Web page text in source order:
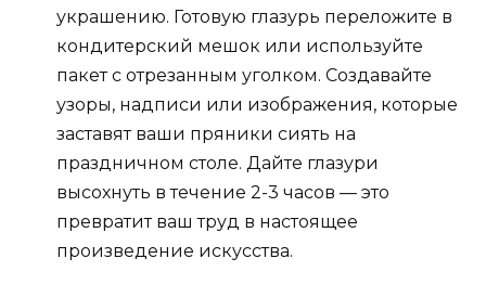
украшению. Готовую глазурь переложите в
кондитерский мешок или используйте
пакет с отрезанным уголком. Создавайте
узоры, надписи или изображения, которые
заставят ваши пряники сиять на
праздничном столе. Дайте глазури
высохнуть в течение 2-3 часов — это
превратит ваш труд в настоящее
произведение искусства.